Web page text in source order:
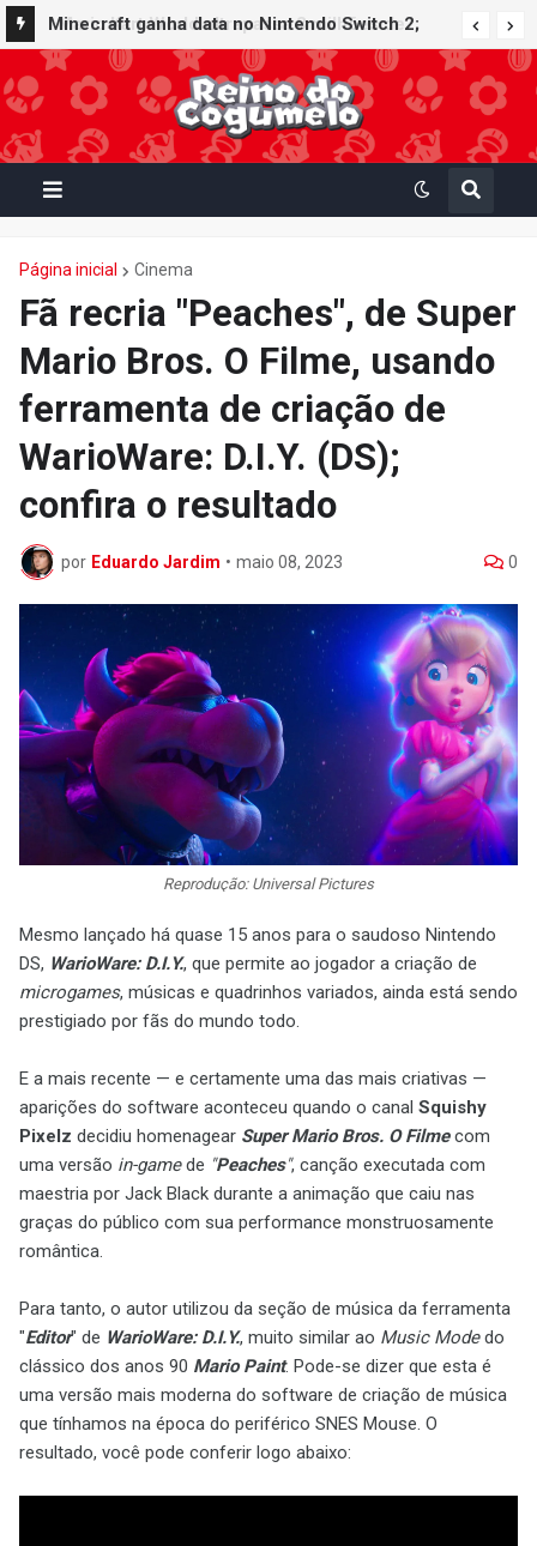
Minecraft ganha data no Nintendo Switch 2;
Super Mario Mash-Up receberá atualização
gráfica exclusiva
Página inicial Cinema
Fã recria "Peaches", de Super
Mario Bros. O Filme, usando
ferramenta de criação de
WarioWare: D.I.Y. (DS);
confira o resultado
por Eduardo Jardim • maio 08, 2023 0
Reprodução: Universal Pictures
Mesmo lançado há quase 15 anos para o saudoso Nintendo
DS, WarioWare: D.I.Y., que permite ao jogador a criação de
microgames, músicas e quadrinhos variados, ainda está sendo
prestigiado por fãs do mundo todo.
E a mais recente — e certamente uma das mais criativas —
aparições do software aconteceu quando o canal Squishy
Pixelz decidiu homenagear Super Mario Bros. O Filmecom
uma versão in-gamede "Peaches", canção executada com
maestria por Jack Black durante a animação que caiu nas
graças do público com sua performance monstruosamente
romântica.
Para tanto, o autor utilizou da seção de música da ferramenta
"Editor" de WarioWare: D.I.Y., muito similar ao Music Modedo
clássico dos anos 90 Mario Paint. Pode-se dizer que esta é
uma versão mais moderna do software de criação de música
que tínhamos na época do periférico SNES Mouse. O
resultado, você pode conferir logo abaixo: